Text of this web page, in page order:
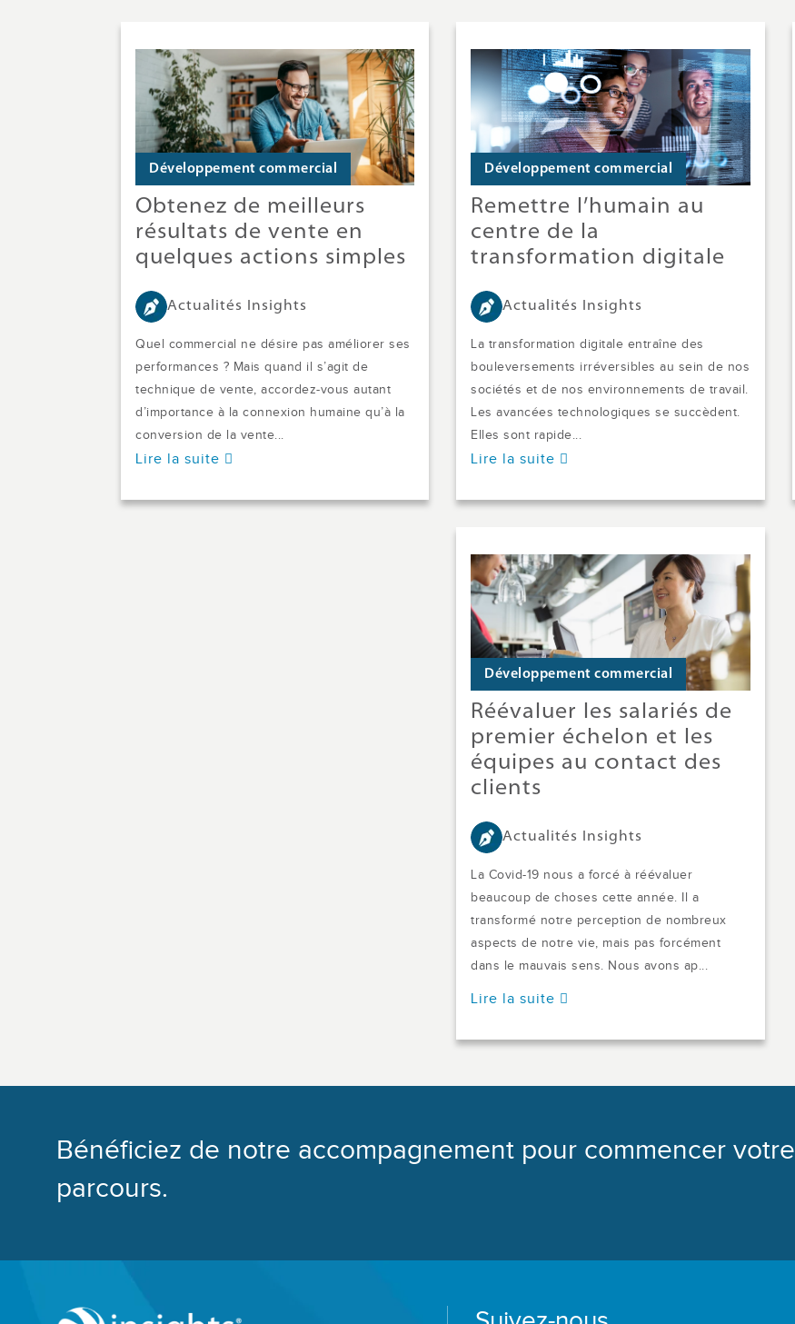
Développement commercial
Obtenez de meilleurs
résultats de vente en
quelques actions simples
Actualités Insights
Quel commercial ne désire pas améliorer ses
performances ? Mais quand il s’agit de
technique de vente, accordez-vous autant
d’importance à la connexion humaine qu’à la
conversion de la vente...
Lire la suite
Développement commercial
Remettre l’humain au
centre de la
transformation digitale
Actualités Insights
La transformation digitale entraîne des
bouleversements irréversibles au sein de nos
sociétés et de nos environnements de travail.
Les avancées technologiques se succèdent.
Elles sont rapide...
Lire la suite
Développement commercial
Réévaluer les salariés de
premier échelon et les
équipes au contact des
clients
Actualités Insights
La Covid-19 nous a forcé à réévaluer
beaucoup de choses cette année. Il a
transformé notre perception de nombreux
aspects de notre vie, mais pas forcément
dans le mauvais sens. Nous avons ap...
Lire la suite
Bénéficiez de notre accompagnement pour commencer votre
parcours.